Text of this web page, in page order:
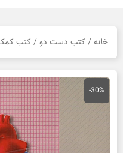
خانه / کتب دست دو / کتب
-30%